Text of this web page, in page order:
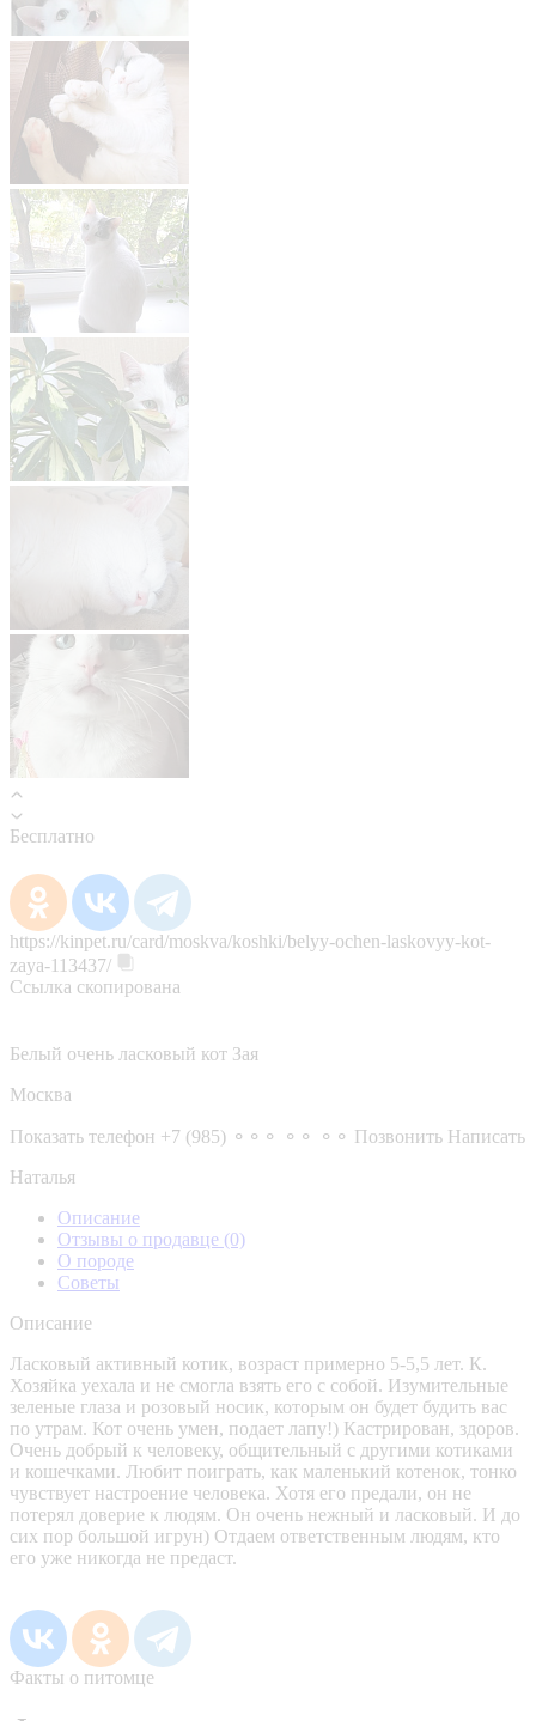
Бесплатно
https://kinpet.ru/card/moskva/koshki/belyy-ochen-laskovyy-kot-
zaya-113437/
Ссылка скопирована
Белый очень ласковый кот Зая
Москва
Показать телефон +7 (985) ⚬⚬⚬ ⚬⚬ ⚬⚬ Позвонить Написать
Наталья
Описание
Отзывы о продавце (0)
О породе
Советы
Описание
Ласковый активный котик, возраст примерно 5-5,5 лет. К.
Хозяйка уехала и не смогла взять его с собой. Изумительные
зеленые глаза и розовый носик, которым он будет будить вас
по утрам. Кот очень умен, подает лапу!) Кастрирован, здоров.
Очень добрый к человеку, общительный с другими котиками
и кошечками. Любит поиграть, как маленький котенок, тонко
чувствует настроение человека. Хотя его предали, он не
потерял доверие к людям. Он очень нежный и ласковый. И до
сих пор большой игрун) Отдаем ответственным людям, кто
его уже никогда не предаст.
Факты о питомце